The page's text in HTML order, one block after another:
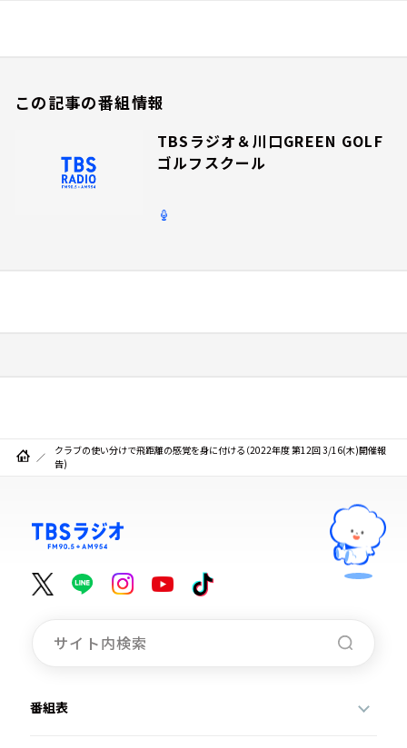
この記事の番組情報
TBSラジオ＆川口GREEN GOLF
ゴルフスクール
クラブの使い分けで飛距離の感覚を身に付ける（2022年度 第12回 3/16(木)開催報
告)
番組表